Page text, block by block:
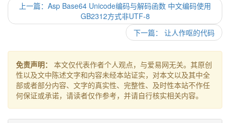
上一篇：Asp Base64 Unicode编码与解码函数 中文编码使用
GB2312方式非UTF-8
下一篇： 让人作呕的代码
免责声明：
本文仅代表作者个人观点，与爱易网无关。其原创
性以及文中陈述文字和内容未经本站证实，对本文以及其中全
部或者部分内容、文字的真实性、完整性、及时性本站不作任
何保证或承诺，请读者仅作参考，并请自行核实相关内容。